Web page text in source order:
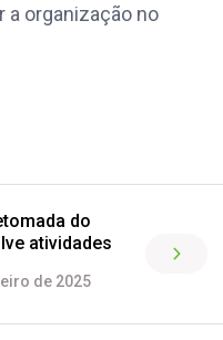
a organização no
do
atividades
de 2025